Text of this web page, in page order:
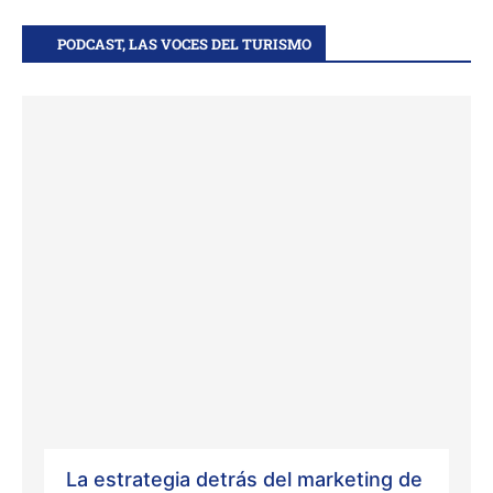
PODCAST, LAS VOCES DEL TURISMO
La estrategia detrás del marketing de